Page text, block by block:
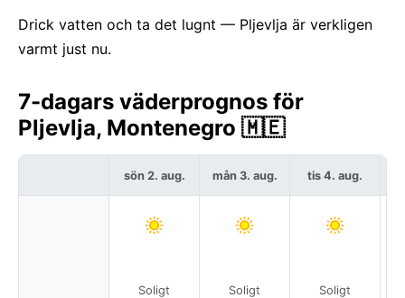
Drick vatten och ta det lugnt — Pljevlja är verkligen
varmt just nu.
7-dagars väderprognos för
Pljevlja, Montenegro 🇲🇪
sön 2. aug.
Soligt
mån 3. aug.
Soligt
tis 4. aug.
Soligt